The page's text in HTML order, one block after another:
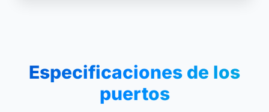
Especificaciones de los
puertos